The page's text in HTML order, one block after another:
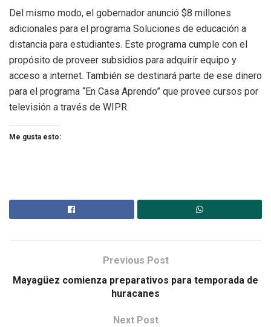
Del mismo modo, el gobernador anunció $8 millones
adicionales para el programa Soluciones de educación a
distancia para estudiantes. Este programa cumple con el
propósito de proveer subsidios para adquirir equipo y
acceso a internet. También se destinará parte de ese dinero
para el programa “En Casa Aprendo” que provee cursos por
televisión a través de WIPR.
Me gusta esto:
Previous Post
Mayagüez comienza preparativos para temporada de
huracanes
Next Post